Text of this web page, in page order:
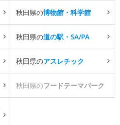
秋田県の博物館・科学館
秋田県の道の駅・SA/PA
秋田県のアスレチック
秋田県のフードテーマパーク